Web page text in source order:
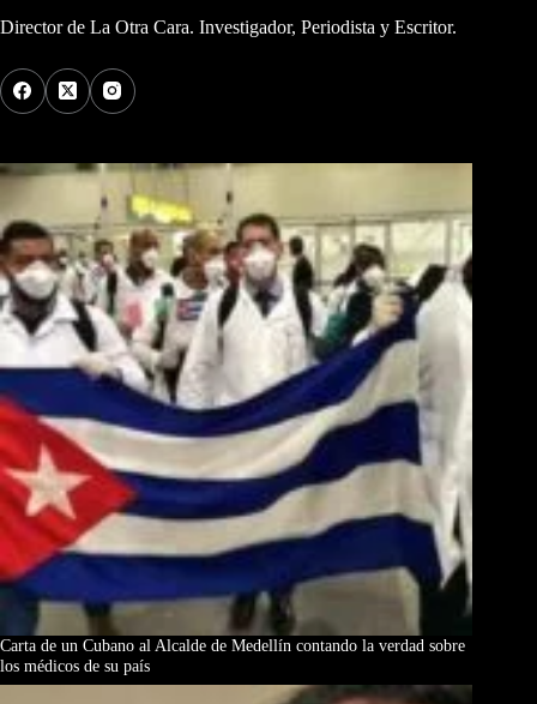
Director de La Otra Cara. Investigador, Periodista y Escritor.
Carta de un Cubano al Alcalde de Medellín contando la verdad sobre
los médicos de su país